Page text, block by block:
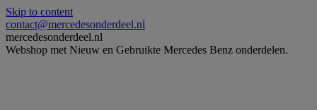
Skip to content
contact@mercedesonderdeel.nl
mercedesonderdeel.nl
Webshop met Nieuw en Gebruikte Mercedes Benz onderdelen.